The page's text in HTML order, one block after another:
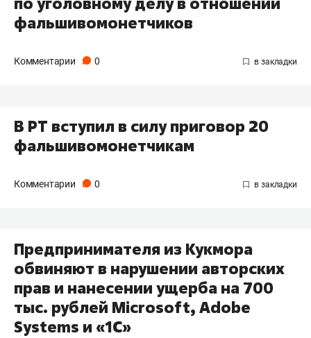
фальшивомонетчиков
Комментарии 0
В РТ вступил в силу приговор 20
фальшивомонетчикам
Комментарии 0
Предпринимателя из Кукмора
обвиняют в нарушении авторских
прав и нанесении ущерба на 700
тыс. рублей Microsoft, Adobe
Systems и «1С»